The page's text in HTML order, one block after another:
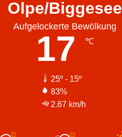
Olpe/Biggesee
Aufgelockerte Bewölkung
17 ℃
25º - 15º
83%
2.67 km/h